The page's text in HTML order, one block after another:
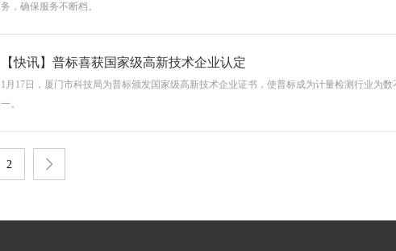
务，确保服务不断档。
【快讯】普标喜获国家级高新技术企业认定
1月17日，厦门市科技局为普标颁发国家级高新技术企业证书，使普标成为计量检测行业为
一。
2